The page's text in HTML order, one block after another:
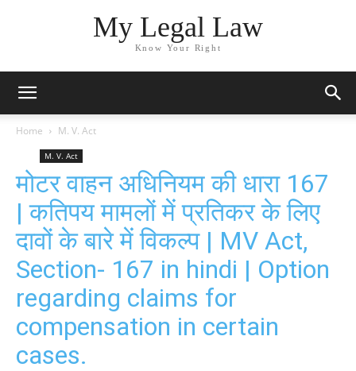
My Legal Law
Know Your Right
Home M. V. Act
M. V. Act
मोटर वाहन अधिनियम की धारा 167
| कतिपय मामलों में प्रतिकर के लिए
दावों के बारे में विकल्प | MV Act,
Section- 167 in hindi | Option
regarding claims for
compensation in certain
cases.